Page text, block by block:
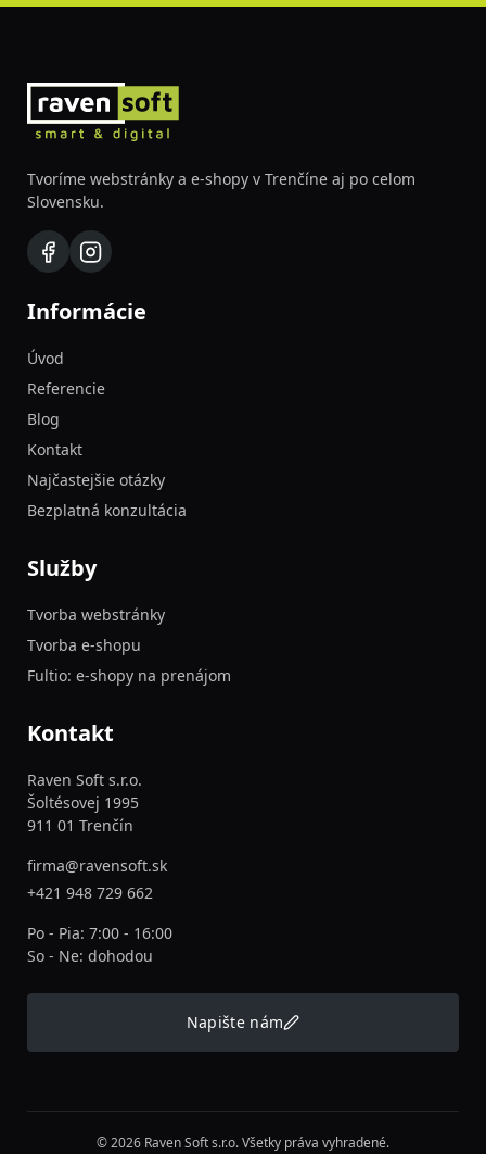
Tvoríme webstránky a e-shopy v Trenčíne aj po celom
Slovensku.
Informácie
Úvod
Referencie
Blog
Kontakt
Najčastejšie otázky
Bezplatná konzultácia
Služby
Tvorba webstránky
Tvorba e-shopu
Fultio: e-shopy na prenájom
Kontakt
Raven Soft s.r.o.
Šoltésovej 1995
911 01 Trenčín
firma@ravensoft.sk
+421 948 729 662
Po - Pia: 7:00 - 16:00
So - Ne: dohodou
Napište nám
© 2026 Raven Soft s.r.o. Všetky práva vyhradené.